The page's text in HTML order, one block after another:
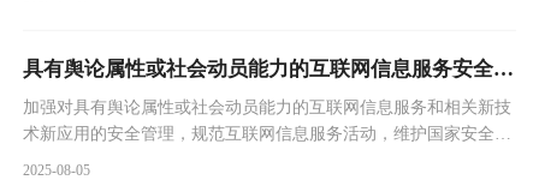
具有舆论属性或社会动员能力的互联网信息服务安全评估规定
加强对具有舆论属性或社会动员能力的互联网信息服务和相关新技
术新应用的安全管理，规范互联网信息服务活动，维护国家安全、
2025-08-05